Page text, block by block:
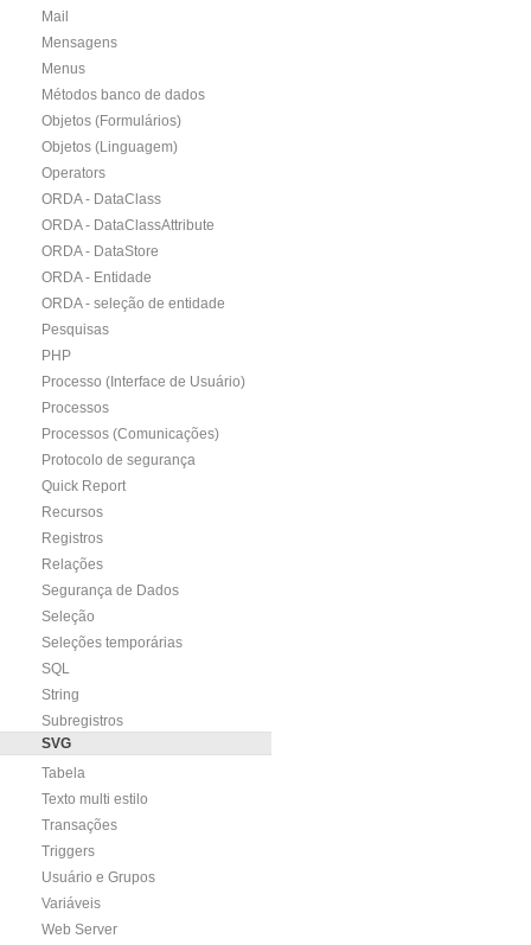
Mail
Mensagens
Menus
Métodos banco de dados
Objetos (Formulários)
Objetos (Linguagem)
Operators
ORDA - DataClass
ORDA - DataClassAttribute
ORDA - DataStore
ORDA - Entidade
ORDA - seleção de entidade
Pesquisas
PHP
Processo (Interface de Usuário)
Processos
Processos (Comunicações)
Protocolo de segurança
Quick Report
Recursos
Registros
Relações
Segurança de Dados
Seleção
Seleções temporárias
SQL
String
Subregistros
SVG
Tabela
Texto multi estilo
Transações
Triggers
Usuário e Grupos
Variáveis
Web Server